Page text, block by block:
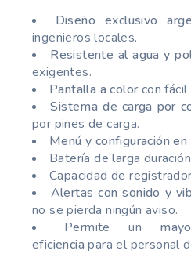
Diseño exclusivo
ingenieros locales.
Resistente al agua y
exigentes.
Pantalla a colorcon fácil
Sistema de carga por
por pines de carga.
Menú y configuración
Batería de larga
Capacidad de
Alertas con sonido y
no se pierda ningún aviso.
Permite un
eficiencia para el personal